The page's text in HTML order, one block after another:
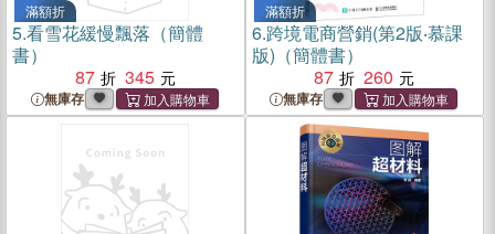
滿額折
5.看雪花緩慢飄落（簡體
書）
87
345
無庫存
滿額折
6.跨境電商營銷(第2版‧慕課
版)（簡體書）
87
260
無庫存